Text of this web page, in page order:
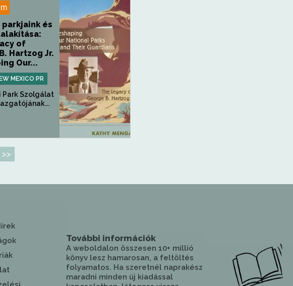
és
of
Hartzog Jr.
Our...
MEXICO PR
Park Szolgálat
>>
További információk
A weboldalon összesen 10+ millió
könyv lesz hamarosan, a feltöltés
folyamatos. Ha szeretnél naprakész
maradni minden új kiadással